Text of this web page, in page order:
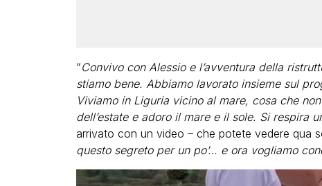
“Convivo con Alessio e l’avventura della
stiamo bene. Abbiamo lavorato insieme sul
Viviamo in Liguria vicino al mare, cosa che
dell’estate e adoro il mare e il sole. Si respira
arrivato con un video – che potete vedere qua
questo segreto per un po’… e ora vogliamo